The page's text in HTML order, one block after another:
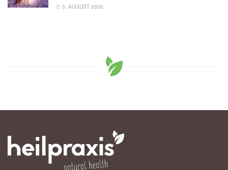
5. AUGUST 2026